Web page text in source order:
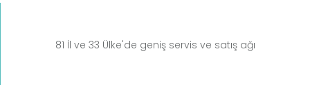
81 İl ve 33 Ülke'de geniş servis ve satış ağı